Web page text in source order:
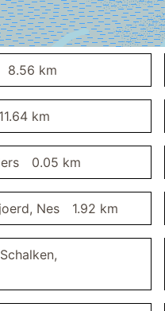
fietsenstalling
parkeerplaats
8.56 km
11.64 km
0.05 km
Nes 1.92 km